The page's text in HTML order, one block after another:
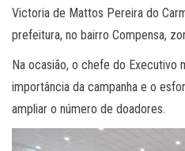
Victoria de Mattos Pereira do
prefeitura, no bairro Compensa,
Na ocasião, o chefe do Executivo
importância da campanha e o
ampliar o número de doadores.